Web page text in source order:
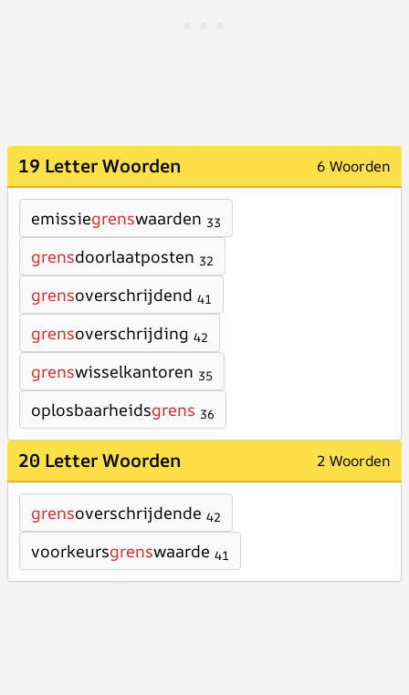
19 Letter Woorden 6 Woorden
emissiegrenswaarden 33
grensdoorlaatposten 32
grensoverschrijdend 41
grensoverschrijding 42
grenswisselkantoren 35
oplosbaarheidsgrens 36
20 Letter Woorden 2 Woorden
grensoverschrijdende 42
voorkeursgrenswaarde 41